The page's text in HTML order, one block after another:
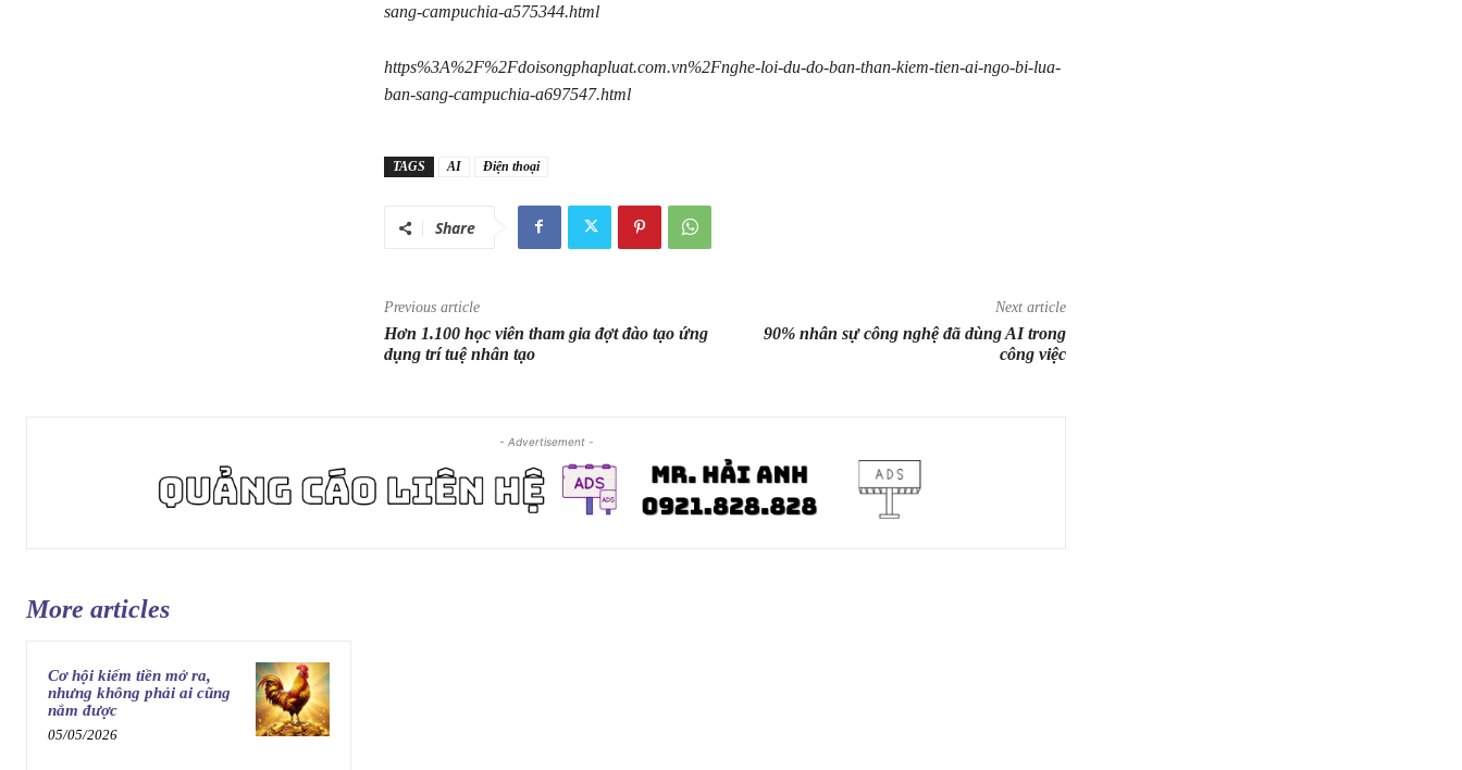
sang-campuchia-a575344.html
https%3A%2F%2Fdoisongphapluat.com.vn%2Fnghe-loi-du-do-ban-than-kiem-tien-ai-ngo-bi-lua-
ban-sang-campuchia-a697547.html
TAGS AI Điện thoại
Share
Previous article
Hơn 1.100 học viên tham gia đợt đào tạo ứng
dụng trí tuệ nhân tạo
Next article
90% nhân sự công nghệ đã dùng AI trong
công việc
- Advertisement -
More articles
Cơ hội kiếm tiền mở ra,
nhưng không phải ai cũng
nắm được
05/05/2026